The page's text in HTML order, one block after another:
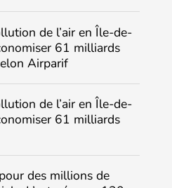
de l’air en Île-de-
61 milliards
Airparif
de l’air en Île-de-
61 milliards
des millions de